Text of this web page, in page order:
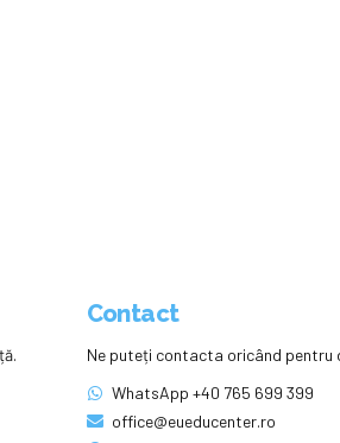
Contact
Ne puteți contacta oricând pentru
WhatsApp +40 765 699 399
office@eueducenter.ro